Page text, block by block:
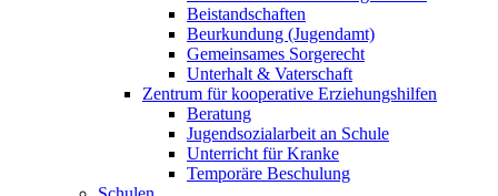
Beistandschaften
Beurkundung (Jugendamt)
Gemeinsames Sorgerecht
Unterhalt & Vaterschaft
Zentrum für kooperative Erziehungshilfen
Beratung
Jugendsozialarbeit an Schule
Unterricht für Kranke
Temporäre Beschulung